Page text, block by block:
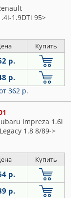
1.9DTi 95>
Купить
р.
р.
362 р.
Impreza 1.6i
1.8 8/89->
Купить
р.
р.